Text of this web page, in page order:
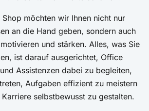
Shop möchten wir Ihnen nicht nur
an die Hand geben, sondern auch
und stärken. Alles, was Sie
ist darauf ausgerichtet, Office
Assistenzen dabei zu begleiten,
Aufgaben effizient zu meistern
selbstbewusst zu gestalten.